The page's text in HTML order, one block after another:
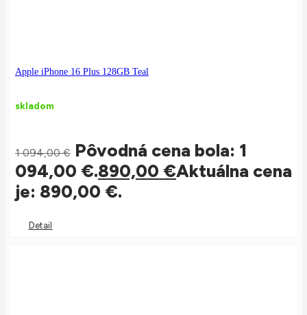
Apple iPhone 16 Plus 128GB Teal
skladom
1 094,00€ Pôvodná cena bola: 1
094,00 €.890,00 €Aktuálna cena
je: 890,00 €.
Detail